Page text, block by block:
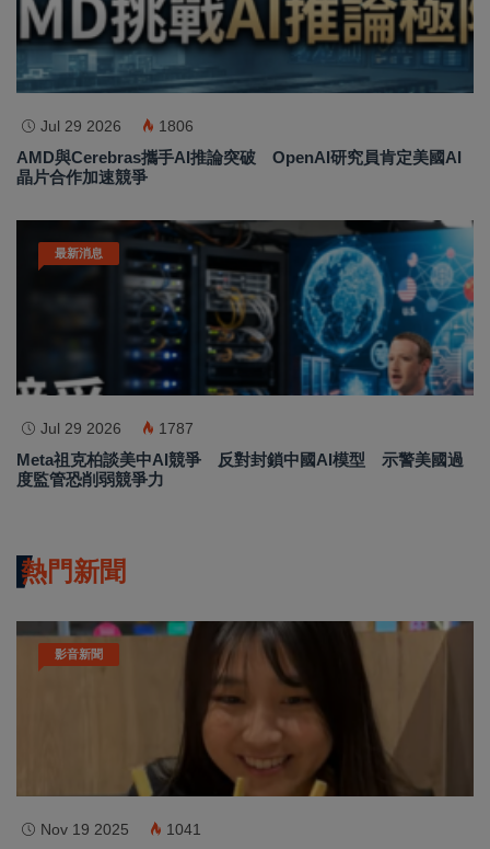
Jul 29 2026 1806
AMD與Cerebras攜手AI推論突破 OpenAI研究員肯定美國AI
晶片合作加速競爭
最新消息
Jul 29 2026 1787
Meta祖克柏談美中AI競爭 反對封鎖中國AI模型 示警美國過
度監管恐削弱競爭力
熱門新聞
影音新聞
Nov 19 2025 1041